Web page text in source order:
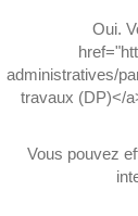
Oui.
administratives/
travaux (DP)</
Vous pouvez